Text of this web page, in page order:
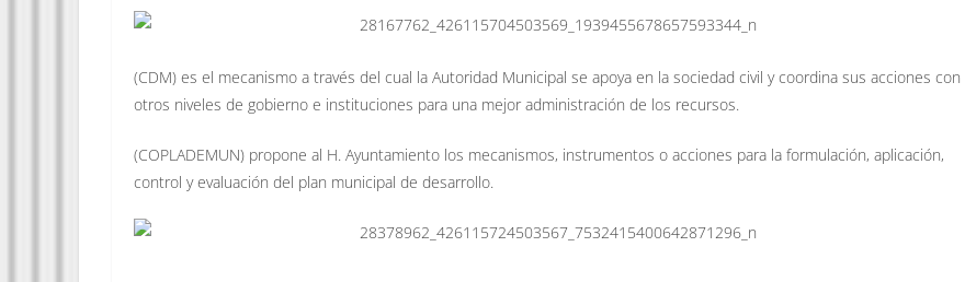
(CDM) es el mecanismo a través del cual la Autoridad Municipal se apoya en la sociedad civil y coordina sus acciones con
otros niveles de gobierno e instituciones para una mejor administración de los recursos.
(COPLADEMUN) propone al H. Ayuntamiento los mecanismos, instrumentos o acciones para la formulación, aplicación,
control y evaluación del plan municipal de desarrollo.